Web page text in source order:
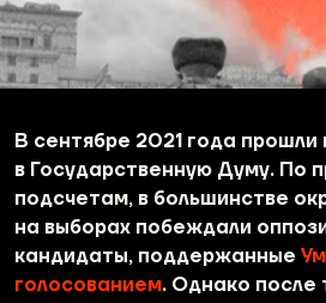
В сентябре 2021 года прошли
в Государственную Думу. По
подсчетам, в большинстве
на выборах побеждали
кандидаты, поддержанные
голосованием. Однако после